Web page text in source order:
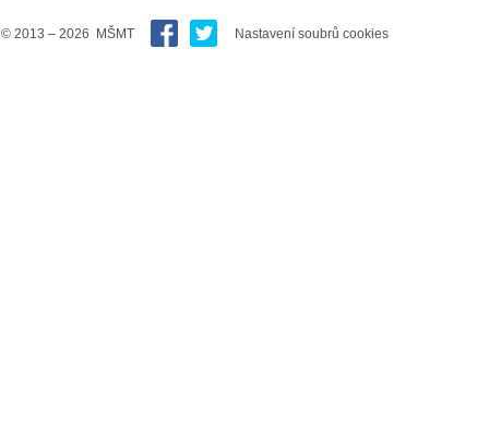
© 2013 – 2026 MŠMT Nastavení soubrů cookies